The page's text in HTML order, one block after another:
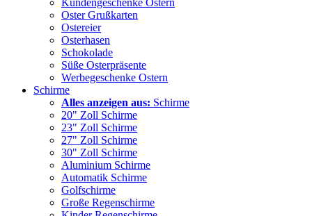
Kundengeschenke Ostern
Oster Grußkarten
Ostereier
Osterhasen
Schokolade
Süße Osterpräsente
Werbegeschenke Ostern
Schirme
Alles anzeigen aus: Schirme
20" Zoll Schirme
23" Zoll Schirme
27" Zoll Schirme
30" Zoll Schirme
Aluminium Schirme
Automatik Schirme
Golfschirme
Große Regenschirme